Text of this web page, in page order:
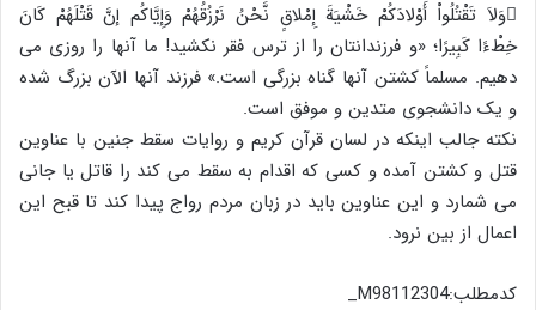
وَلاَ تَقْتُلُواْ أَوْلادَکُمْ خَشْيَةَ إِمْلاقٍ نَّحْنُ نَرْزُقُهُمْ وَإِيَّاکُم إنَّ قَتْلَهُمْ کَانَ
خِطْءًا کَبِيرًا؛ «و فرزندانتان را از ترس فقر نکشید! ما آنها را روزی می‏
دهیم. مسلماً کشتن آنها گناه بزرگی است.» فرزند آنها الآن بزرگ شده
و یک دانشجوی متدین و موفق است.
نکته جالب اینکه در لسان قرآن کریم و روایات سقط جنین با عناوین
قتل و کشتن آمده و کسی که اقدام به سقط می کند را قاتل یا جانی
می شمارد و این عناوین باید در زبان مردم رواج پیدا کند تا قبح این
اعمال از بین نرود.
کدمطلب:M98112304_